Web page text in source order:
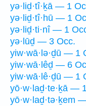
yə·liḏ·tî·ḵā — 1
yə·liḏ·tî·hū — 1
yə·liḏ·ti·nî — 1
yə·lūḏ — 3 Occ.
yiw·wā·lə·ḏū — 1
yiw·wā·lêḏ — 6
yiw·wā·lê·ḏū — 1
yō·w·laḏ·te·ḵā —
yō·w·laḏ·tə·ḵem